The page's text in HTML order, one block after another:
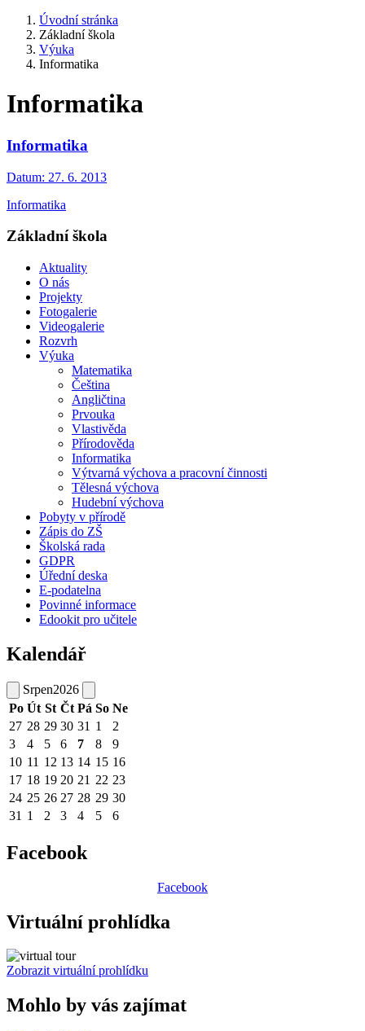
Úvodní stránka
Základní škola
Výuka
Informatika
Informatika
Informatika
Datum: 27. 6. 2013
Informatika
Základní škola
Aktuality
O nás
Projekty
Fotogalerie
Videogalerie
Rozvrh
Výuka
Matematika
Čeština
Angličtina
Prvouka
Vlastivěda
Přírodověda
Informatika
Výtvarná výchova a pracovní činnosti
Tělesná výchova
Hudební výchova
Pobyty v přírodě
Zápis do ZŠ
Školská rada
GDPR
Úřední deska
E-podatelna
Povinné informace
Edookit pro učitele
Kalendář
Srpen2026
Po Út St Čt Pá So Ne
27 28 29 30 31 1
2
3
4 5 6 7 8
9
10 11 12 13 14 15 16
17 18 19 20 21 22 23
24 25 26 27 28 29 30
31 1 2 3 4 5 6
Facebook
Facebook
Virtuální prohlídka
Zobrazit virtuální prohlídku
Mohlo by vás zajímat